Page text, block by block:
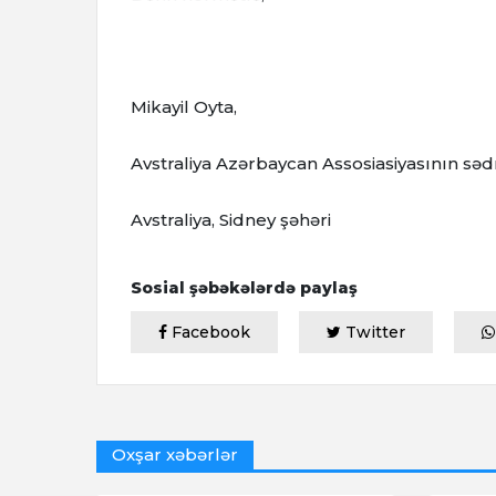
Mikayil Oyta,
Avstraliya Azərbaycan Assosiasiyasının
Avstraliya, Sidney şəhəri
Sosial şəbəkələrdə paylaş
Facebook Twitter
Oxşar xəbərlər